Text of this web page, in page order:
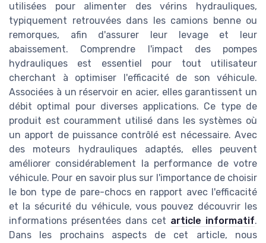
utilisées pour alimenter des vérins hydrauliques,
typiquement retrouvées dans les camions benne ou
remorques, afin d'assurer leur levage et leur
abaissement. Comprendre l'impact des pompes
hydrauliques est essentiel pour tout utilisateur
cherchant à optimiser l'efficacité de son véhicule.
Associées à un réservoir en acier, elles garantissent un
débit optimal pour diverses applications. Ce type de
produit est couramment utilisé dans les systèmes où
un apport de puissance contrôlé est nécessaire. Avec
des moteurs hydrauliques adaptés, elles peuvent
améliorer considérablement la performance de votre
véhicule. Pour en savoir plus sur l'importance de choisir
le bon type de pare-chocs en rapport avec l'efficacité
et la sécurité du véhicule, vous pouvez découvrir les
informations présentées dans cet article informatif.
Dans les prochains aspects de cet article, nous